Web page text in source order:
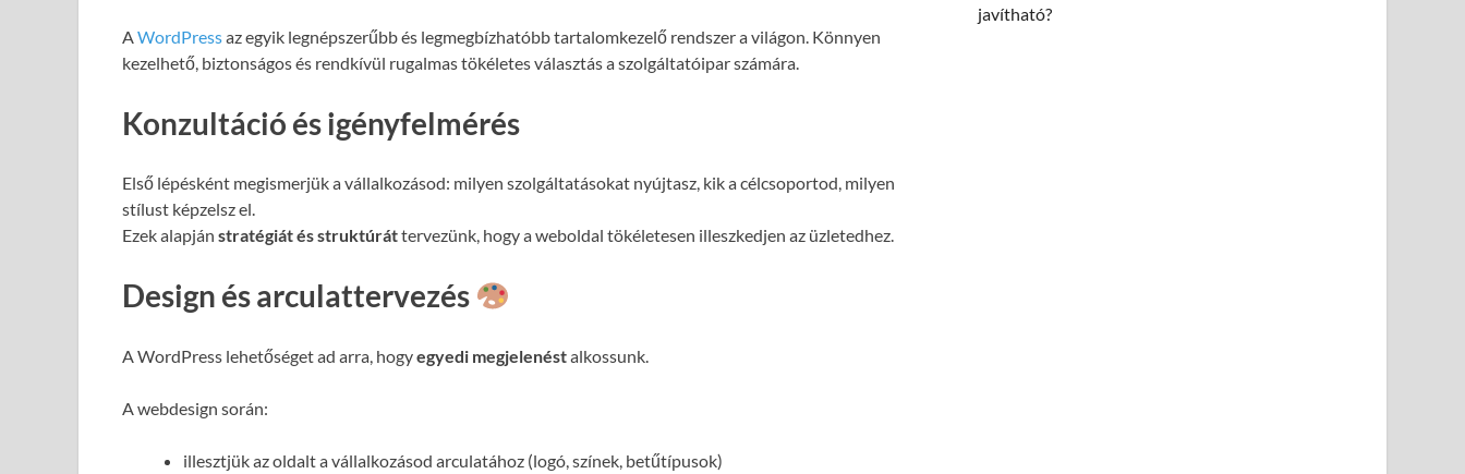
AWordPressaz egyik legnépszerűbb és legmegbízhatóbb tartalomkezelő rendszer a világon. Könnyen
kezelhető, biztonságos és rendkívül rugalmas tökéletes választás a szolgáltatóipar számára.
Konzultáció és igényfelmérés
Első lépésként megismerjük a vállalkozásod: milyen szolgáltatásokat nyújtasz, kik a célcsoportod, milyen
stílust képzelsz el.
Ezek alapján stratégiát és struktúráttervezünk, hogy a weboldal tökéletesen illeszkedjen az üzletedhez.
Design és arculattervezés
A WordPress lehetőséget ad arra, hogyegyedi megjelenéstalkossunk.
A webdesign során:
illesztjük az oldalt a vállalkozásod arculatához (logó, színek, betűtípusok)
javítható?